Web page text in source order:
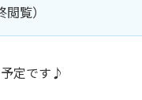
覧）
定です♪